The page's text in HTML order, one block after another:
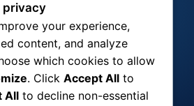
privacy
your experience,
content, and analyze
which cookies to allow
. Click Accept All to
All to decline non-essential